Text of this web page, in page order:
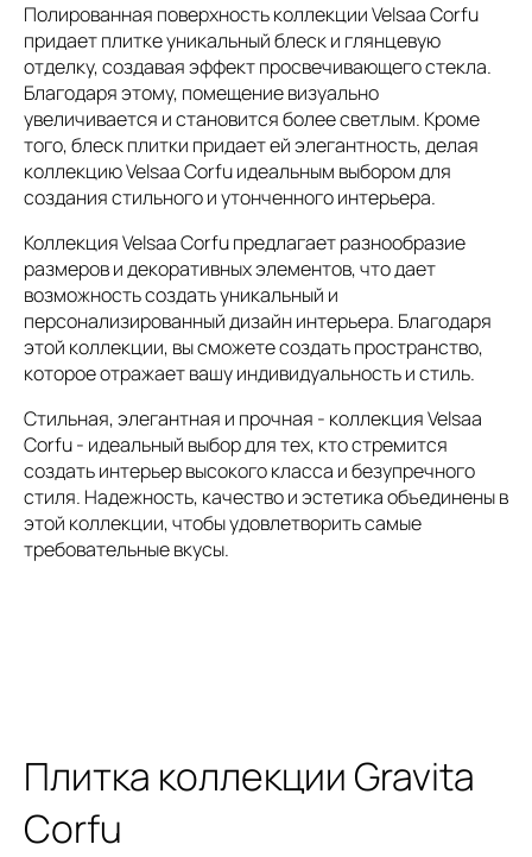
Полированная поверхность коллекции Velsaa Corfu
придает плитке уникальный блеск и глянцевую
отделку, создавая эффект просвечивающего стекла.
Благодаря этому, помещение визуально
увеличивается и становится более светлым. Кроме
того, блеск плитки придает ей элегантность, делая
коллекцию Velsaa Corfu идеальным выбором для
создания стильного и утонченного интерьера.
Коллекция Velsaa Corfu предлагает разнообразие
размеров и декоративных элементов, что дает
возможность создать уникальный и
персонализированный дизайн интерьера. Благодаря
этой коллекции, вы сможете создать пространство,
которое отражает вашу индивидуальность и стиль.
Стильная, элегантная и прочная - коллекция Velsaa
Corfu - идеальный выбор для тех, кто стремится
создать интерьер высокого класса и безупречного
стиля. Надежность, качество и эстетика объединены в
этой коллекции, чтобы удовлетворить самые
требовательные вкусы.
Плитка коллекции Gravita
Corfu